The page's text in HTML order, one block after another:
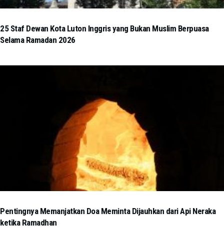
25 Staf Dewan Kota Luton Inggris yang Bukan Muslim Berpuasa
Selama Ramadan 2026
Pentingnya Memanjatkan Doa Meminta Dijauhkan dari Api Neraka
ketika Ramadhan